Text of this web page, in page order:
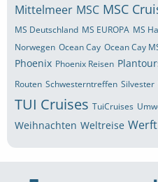
Mittelmeer MSC MSC
MS Deutschland MS EUROPA MS
Norwegen Ocean Cay Ocean Cay
Phoenix Phoenix Reisen
Routen Schwesterntreffen Silvester
TUI Cruises TuiCruises
Weihnachten Weltreise Werft